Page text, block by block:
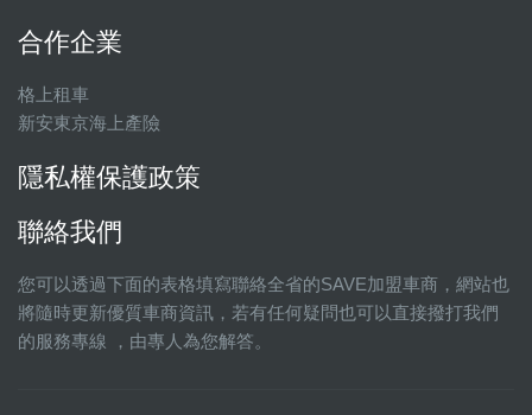
合作企業
格上租車
新安東京海上產險
隱私權保護政策
聯絡我們
您可以透過下面的表格填寫聯絡全省的SAVE加盟車商，網站也
將隨時更新優質車商資訊，若有任何疑問也可以直接撥打我們
的服務專線 ，由專人為您解答。